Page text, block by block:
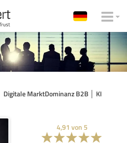
MarktDominanz B2B │ KI
4,91 von 5